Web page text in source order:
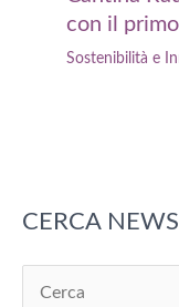
con il
Sostenibilità e
CERCA NEWS